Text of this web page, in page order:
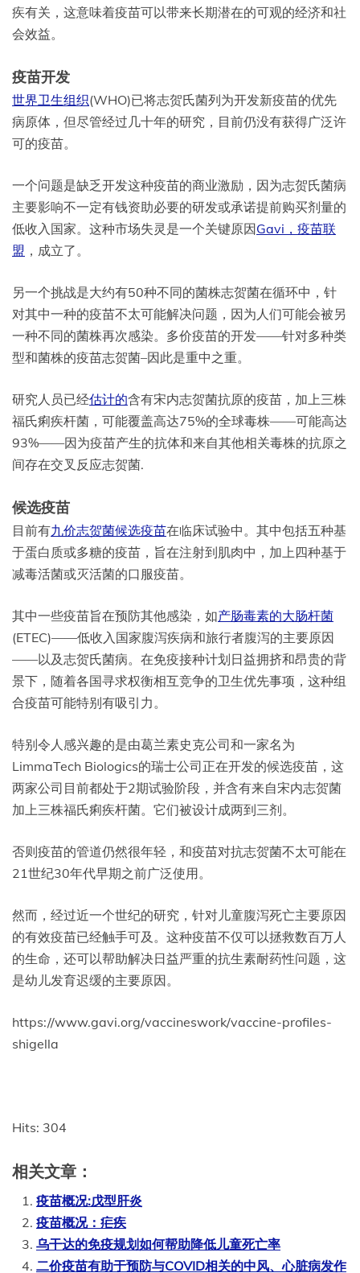
疾有关，这意味着疫苗可以带来长期潜在的可观的经济和社
会效益。
疫苗开发
世界卫生组织(WHO)已将志贺氏菌列为开发新疫苗的优先
病原体，但尽管经过几十年的研究，目前仍没有获得广泛许
可的疫苗。
一个问题是缺乏开发这种疫苗的商业激励，因为志贺氏菌病
主要影响不一定有钱资助必要的研发或承诺提前购买剂量的
低收入国家。这种市场失灵是一个关键原因Gavi，疫苗联
盟 ，成立了。
另一个挑战是大约有50种不同的菌株志贺菌在循环中，针
对其中一种的疫苗不太可能解决问题，因为人们可能会被另
一种不同的菌株再次感染。多价疫苗的开发——针对多种类
型和菌株的疫苗志贺菌–因此是重中之重。
研究人员已经估计的含有宋内志贺菌抗原的疫苗，加上三株
福氏痢疾杆菌，可能覆盖高达75%的全球毒株——可能高达
93%——因为疫苗产生的抗体和来自其他相关毒株的抗原之
间存在交叉反应志贺菌.
候选疫苗
目前有九价志贺菌候选疫苗在临床试验中。其中包括五种基
于蛋白质或多糖的疫苗，旨在注射到肌肉中，加上四种基于
减毒活菌或灭活菌的口服疫苗。
其中一些疫苗旨在预防其他感染，如产肠毒素的大肠杆菌
(ETEC)——低收入国家腹泻疾病和旅行者腹泻的主要原因
——以及志贺氏菌病。在免疫接种计划日益拥挤和昂贵的背
景下，随着各国寻求权衡相互竞争的卫生优先事项，这种组
合疫苗可能特别有吸引力。
特别令人感兴趣的是由葛兰素史克公司和一家名为
LimmaTech Biologics的瑞士公司正在开发的候选疫苗，这
两家公司目前都处于2期试验阶段，并含有来自宋内志贺菌
加上三株福氏痢疾杆菌。它们被设计成两到三剂。
否则疫苗的管道仍然很年轻，和疫苗对抗志贺菌不太可能在
21世纪30年代早期之前广泛使用。
然而，经过近一个世纪的研究，针对儿童腹泻死亡主要原因
的有效疫苗已经触手可及。这种疫苗不仅可以拯救数百万人
的生命，还可以帮助解决日益严重的抗生素耐药性问题，这
是幼儿发育迟缓的主要原因。
https://www.gavi.org/vaccineswork/vaccine-profiles-
shigella
Hits: 304
相关文章：
疫苗概况:戊型肝炎
疫苗概况：疟疾
乌干达的免疫规划如何帮助降低儿童死亡率
二价疫苗有助于预防与COVID相关的中风、心脏病发作